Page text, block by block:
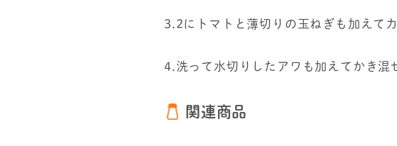
3.2にトマトと薄切りの玉ねぎも加えて
4.洗って水切りしたアワも加えてかき混
関連商品